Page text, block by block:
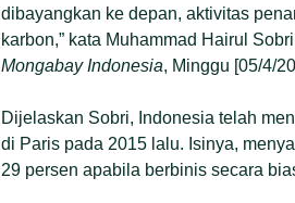
dibayangkan ke depan, aktivitas
karbon,” kata Muhammad Hairul
Mongabay Indonesia, Minggu [05/4/
Dijelaskan Sobri, Indonesia telah
di Paris pada 2015 lalu. Isinya,
29 persen apabila berbinis secara